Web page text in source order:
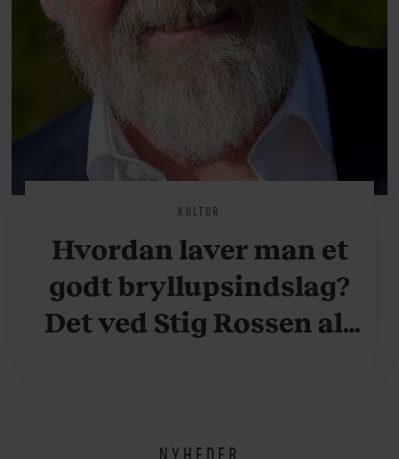
KULTUR
Hvordan laver man et
godt bryllupsindslag?
Det ved Stig Rossen alt
NYHEDER